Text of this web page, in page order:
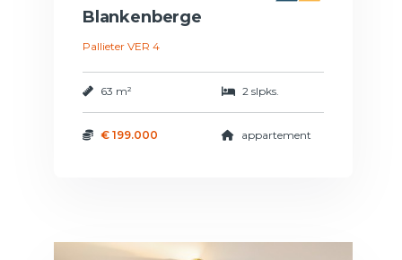
Blankenberge
Pallieter VER 4
63 m² 2 slpks.
€ 199.000 appartement